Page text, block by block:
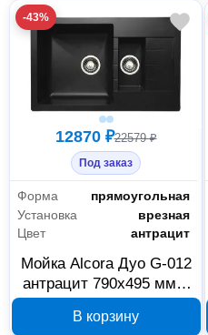
-43%
12870 ₽22579 ₽
Под заказ
Форма
прямоугольная
Установка
врезная
Цвет
антрацит
Мойка Alcora Дуо G-012
антрацит 790х495 мм с
4680028071105
В корзину